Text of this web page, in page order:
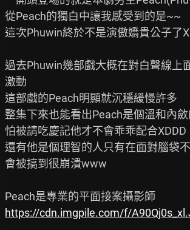
從Peach的獨白中讓我感受到的是~~
這次Phuwin終於不是演傲嬌貴公子了
過去Phuwin幾部戲大概在對白聲線上
激動
這部戲的Peach明顯就沉穩緩慢許多
整集下來也能看出Peach是個溫和內
怕被請吃慶記他才不會乖乖配合XDDD
還有他是個理智的人只有在面對腦袋
會被搞到很崩潰www
https://cdn.imgpile.com/f/